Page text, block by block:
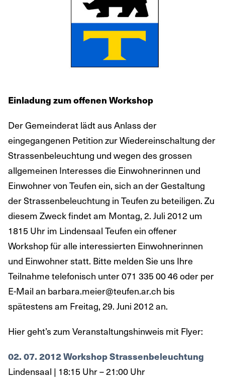
Einladung zum offenen Workshop
Der Gemeinderat lädt aus Anlass der
eingegangenen Petition zur Wiedereinschaltung der
Strassenbeleuchtung und wegen des grossen
allgemeinen Interesses die Einwohnerinnen und
Einwohner von Teufen ein, sich an der Gestaltung
der Strassenbeleuchtung in Teufen zu beteiligen. Zu
diesem Zweck findet am Montag, 2. Juli 2012 um
1815 Uhr im Lindensaal Teufen ein offener
Workshop für alle interessierten Einwohnerinnen
und Einwohner statt. Bitte melden Sie uns Ihre
Teilnahme telefonisch unter 071 335 00 46 oder per
E-Mail an barbara.meier@teufen.ar.ch bis
spätestens am Freitag, 29. Juni 2012 an.
Hier geht’s zum Veranstaltungshinweis mit Flyer:
02. 07. 2012Workshop Strassenbeleuchtung
Lindensaal | 18:15 Uhr – 21:00 Uhr